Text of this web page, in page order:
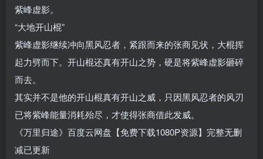
紫峰虚影。
“大地开山棍”
紫峰虚影继续冲向黑风忍者，紧跟而来的张商见状，大棍挥
起力劈而下。开山棍还真有开山之势，硬是将紫峰虚影砸碎
而去。
其实并不是他的开山棍真有开山之威，只因黑风忍者的风刃
已将紫峰能量消耗殆尽，才使得张商借此发威。
《万里归途》百度云网盘【免费下载1080P资源】完整无删
减已更新